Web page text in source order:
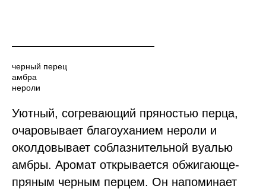
черный перец
амбра
нероли
Уютный, согревающий пряностью перца,
очаровывает благоуханием нероли и
околдовывает соблазнительной вуалью
амбры. Аромат открывается обжигающе-
пряным черным перцем. Он напоминает